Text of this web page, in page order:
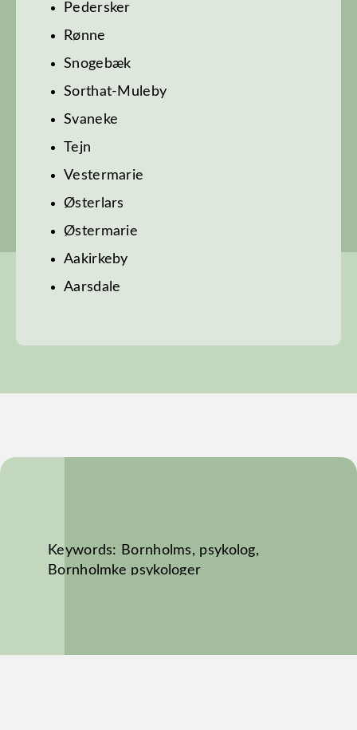
Pedersker‎
Rønne
Snogebæk
Sorthat-Muleby
Svaneke‎
Tejn
Vestermarie
Østerlars
Østermarie‎
Aakirkeby
Aarsdale
Keywords: Bornholms, psykolog,
Bornholmke psykologer